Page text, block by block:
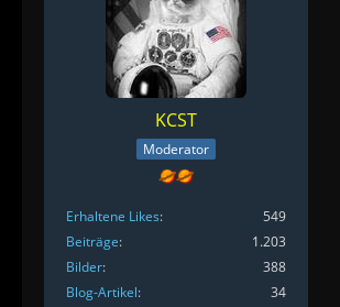
KCST
Moderator
Erhaltene Likes
549
Beiträge
1.203
Bilder
388
Blog-Artikel
34